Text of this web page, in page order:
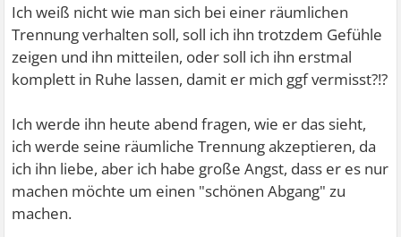
Ich weiß nicht wie man sich bei einer räumlichen
Trennung verhalten soll, soll ich ihn trotzdem Gefühle
zeigen und ihn mitteilen, oder soll ich ihn erstmal
komplett in Ruhe lassen, damit er mich ggf vermisst?!?
Ich werde ihn heute abend fragen, wie er das sieht,
ich werde seine räumliche Trennung akzeptieren, da
ich ihn liebe, aber ich habe große Angst, dass er es nur
machen möchte um einen "schönen Abgang" zu
machen.